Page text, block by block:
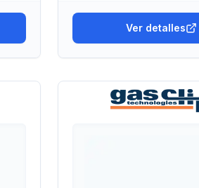
Ver detalles